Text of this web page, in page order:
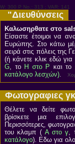
W: 300 P No.: 313 ; VAR: 141
"Διευθύνσεις
Καλωσηρθατε στο
Είσαστε έτοιμοι να
Ευρώπης. Στο κάτω
σειρά στις πόλεις της
(ή κάνετε κλικ εδώ
G, το H στο P και το
κατάλογο λεσχών).
Φωτογραφιες
Θέλετε να δείτε
βρίσκετε μια
Περισσότερες,
του κλαμπ ( Α στο γ,
κατάλογο). Εδω για